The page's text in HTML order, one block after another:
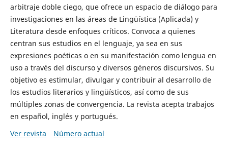
arbitraje doble ciego, que ofrece un espacio de diálogo para
investigaciones en las áreas de Lingüística (Aplicada) y
Literatura desde enfoques críticos. Convoca a quienes
centran sus estudios en el lenguaje, ya sea en sus
expresiones poéticas o en su manifestación como lengua en
uso a través del discurso y diversos géneros discursivos. Su
objetivo es estimular, divulgar y contribuir al desarrollo de
los estudios literarios y lingüísticos, así como de sus
múltiples zonas de convergencia. La revista acepta trabajos
en español, inglés y portugués.
Ver revista
Número actual